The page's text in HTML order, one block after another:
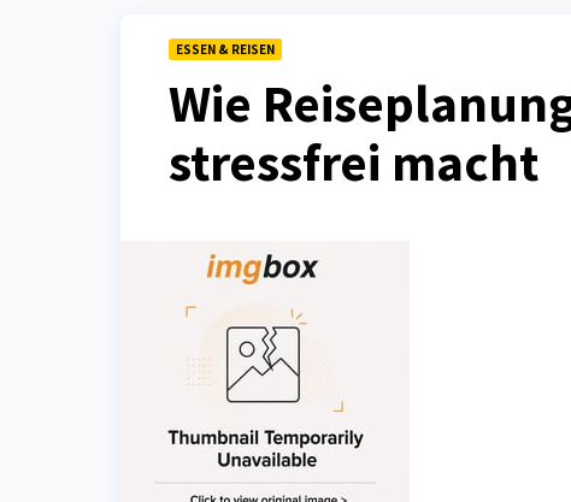
ESSEN & REISEN
Wie
stressfrei macht